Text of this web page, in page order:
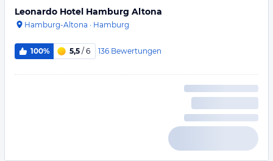
Leonardo Hotel Hamburg Altona
Hamburg-Altona · Hamburg
100% 5,5 / 6 136 Bewertungen